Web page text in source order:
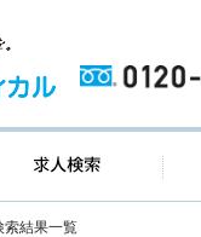
ガイド 求人
索結果一覧